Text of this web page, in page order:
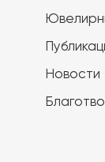
Новости